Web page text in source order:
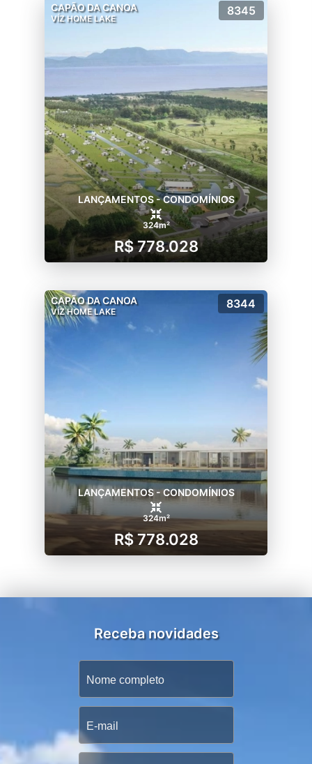
CAPÃO DA CANOA
VÍZ HOME LAKE
8345
LANÇAMENTOS - CONDOMÍNIOS
324m²
R$ 778.028
CAPÃO DA CANOA
VÍZ HOME LAKE
8344
LANÇAMENTOS - CONDOMÍNIOS
324m²
R$ 778.028
Receba novidades